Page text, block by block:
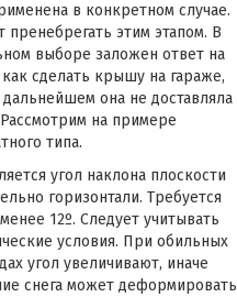
в конкретном случае.
пренебрегать этим этапом. В
выборе заложен ответ на
сделать крышу на гараже,
она не доставляла
на примере
типа.
угол наклона плоскости
горизонтали. Требуется
12º. Следует учитывать
условия. При обильных
угол увеличивают, иначе
снега может деформировать